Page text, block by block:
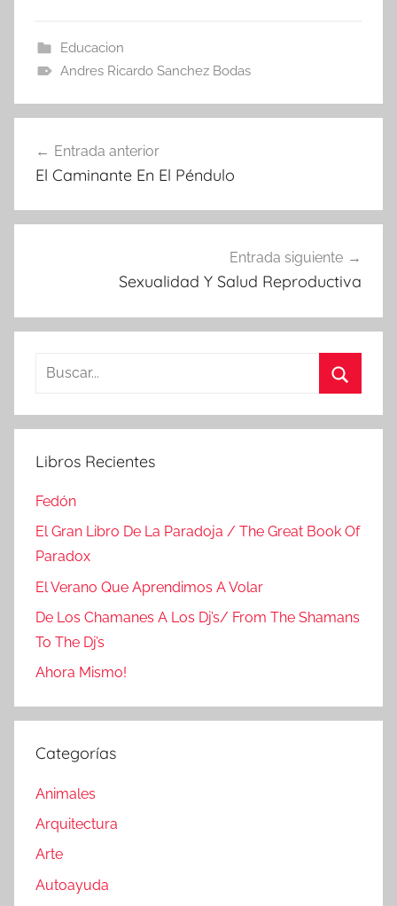
Educacion
Andres Ricardo Sanchez Bodas
de
Entrada anterior
El Caminante En El Péndulo
Entrada siguiente
Sexualidad Y Salud Reproductiva
Buscar:
Libros Recientes
Fedón
El Gran Libro De La Paradoja / The Great Book Of
Paradox
El Verano Que Aprendimos A Volar
De Los Chamanes A Los Dj’s/ From The Shamans
To The Dj’s
Ahora Mismo!
Categorías
Animales
Arquitectura
Arte
Autoayuda